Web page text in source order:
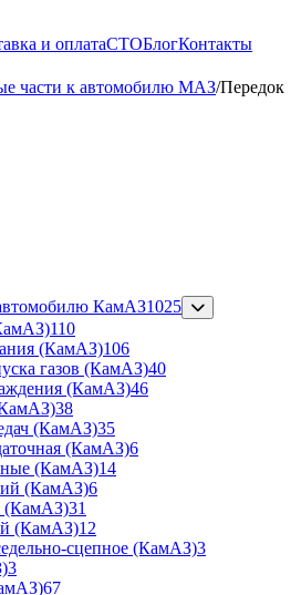
и оплатаСТОБлогКонтакты
части к автомобилю МАЗ/Передок
КамАЗ1025
110
(КамАЗ)106
газов (КамАЗ)40
(КамАЗ)46
38
(КамАЗ)35
(КамАЗ)6
(КамАЗ)14
(КамАЗ)6
(КамАЗ)31
(КамАЗ)12
сцепное (КамАЗ)3
3
67